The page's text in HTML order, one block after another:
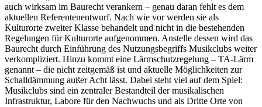
auch wirksam im Baurecht verankern – genau daran fehlt es dem
aktuellen Referentenentwurf. Nach wie vor werden sie als
Kulturorte zweiter Klasse behandelt und nicht in die bestehenden
Regelungen für Kulturorte aufgenommen. Anstelle dessen wird das
Baurecht durch Einführung des Nutzungsbegriffs Musikclubs weiter
verkompliziert. Hinzu kommt eine Lärmschutzregelung – TA-Lärm
genannt – die nicht zeitgemäß ist und aktuelle Möglichkeiten zur
Schalldämmung außer Acht lässt. Dabei steht viel auf dem Spiel:
Musikclubs sind ein zentraler Bestandteil der musikalischen
Infrastruktur, Labore für den Nachwuchs und als Dritte Orte von